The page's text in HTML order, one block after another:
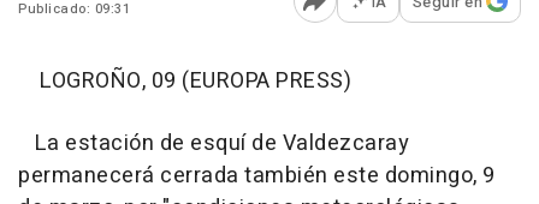
Publicado: 09:31
Abrir opciones para
LOGROÑO, 09 (EUROPA PRESS)
La estación de esquí de Valdezcaray
permanecerá cerrada también este domingo, 9